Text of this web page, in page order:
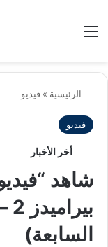
الرئيسية » فيديو
فيديو
أخر الأخبار
شاهد
السابعة)